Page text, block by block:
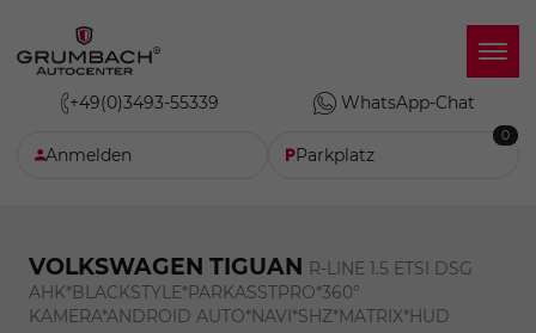
+49(0)3493-55339 WhatsApp-Chat
Anmelden Parkplatz
0
VOLKSWAGEN TIGUAN R-LINE 1.5 ETSI DSG
AHK*BLACKSTYLE*PARKASSTPRO*360°
KAMERA*ANDROID AUTO*NAVI*SHZ*MATRIX*HUD